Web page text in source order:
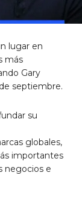
lugar en
más
Gary
septiembre.
su
globales,
importantes
negocios e